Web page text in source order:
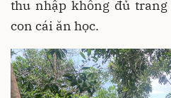
thu nhập không đủ
con cái ăn học.